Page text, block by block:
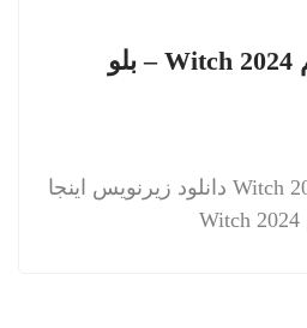
دانلود زیرنویس فیلم Witch 2024 – بلو
دانلود زیرنویس فیلم Witch 2024 دانلود زيرنويس اينجا